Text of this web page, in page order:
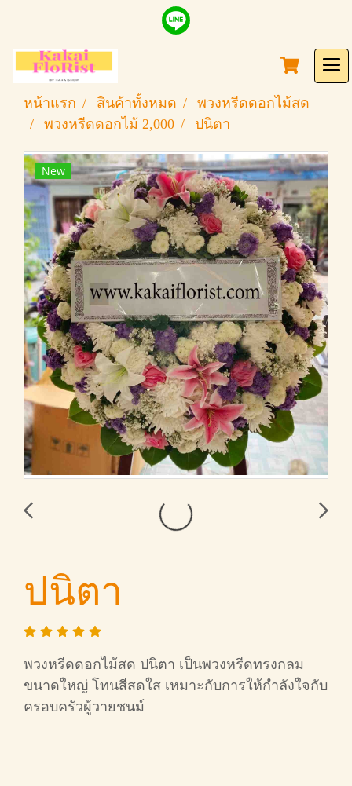
หน้าแรก สินค้าทั้งหมด
พวงหรีดดอกไม้สด
พวงหรีดดอกไม้ 2,000
ปนิตา
New
ปนิตา
พวงหรีดดอกไม้สด ปนิตา เป็นพวงหรีดทรงกลม
ขนาดใหญ่ โทนสีสดใส เหมาะกับการให้กำลังใจกับ
ครอบครัวผู้วายชนม์